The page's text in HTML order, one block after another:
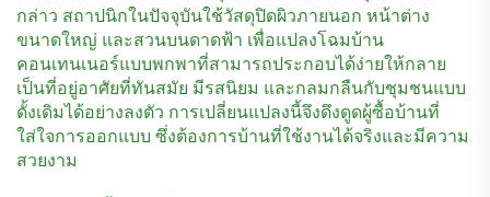
กล่าว สถาปนิกในปัจจุบันใช้วัสดุปิดผิวภายนอก หน้าต่าง
ขนาดใหญ่ และสวนบนดาดฟ้า เพื่อแปลงโฉมบ้าน
คอนเทนเนอร์แบบพกพาที่สามารถประกอบได้ง่ายให้กลาย
เป็นที่อยู่อาศัยที่ทันสมัย มีรสนิยม และกลมกลืนกับชุมชนแบบ
ดั้งเดิมได้อย่างลงตัว การเปลี่ยนแปลงนี้จึงดึงดูดผู้ซื้อบ้านที่
ใส่ใจการออกแบบ ซึ่งต้องการบ้านที่ใช้งานได้จริงและมีความ
สวยงาม